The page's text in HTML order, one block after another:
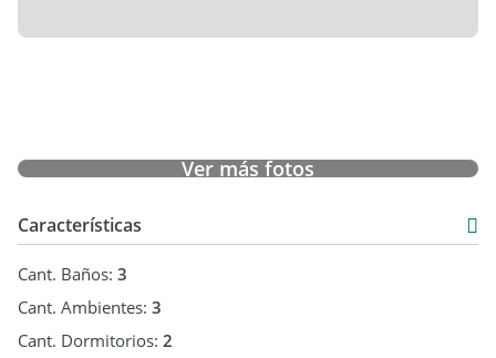
Ver más fotos
Características
Cant. Baños: 3
Cant. Ambientes: 3
Cant. Dormitorios: 2